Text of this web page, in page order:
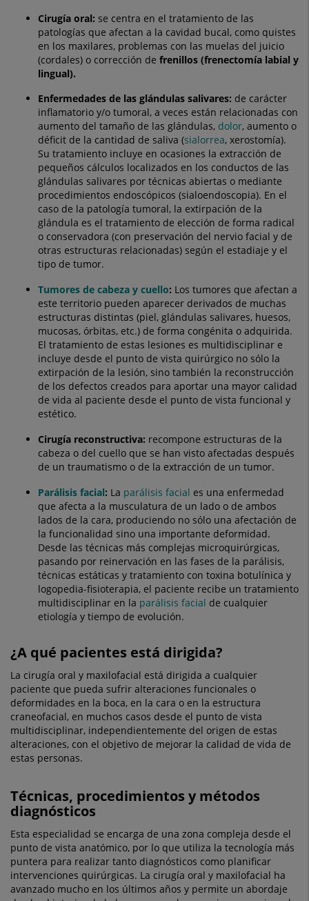
Cirugía oral: se centra en el tratamiento de las
patologías que afectan a la cavidad bucal, como quistes
en los maxilares, problemas con las muelas del juicio
(cordales) o corrección de frenillos (frenectomía labial y
lingual).
Enfermedades de las glándulas salivares: de carácter
inflamatorio y/o tumoral, a veces están relacionadas con
aumento del tamaño de las glándulas, dolor, aumento o
déficit de la cantidad de saliva (sialorrea, xerostomía).
Su tratamiento incluye en ocasiones la extracción de
pequeños cálculos localizados en los conductos de las
glándulas salivares por técnicas abiertas o mediante
procedimientos endoscópicos (sialoendoscopia). En el
caso de la patología tumoral, la extirpación de la
glándula es el tratamiento de elección de forma radical
o conservadora (con preservación del nervio facial y de
otras estructuras relacionadas) según el estadiaje y el
tipo de tumor.
Tumores de cabeza y cuello: Los tumores que afectan a
este territorio pueden aparecer derivados de muchas
estructuras distintas (piel, glándulas salivares, huesos,
mucosas, órbitas, etc.) de forma congénita o adquirida.
El tratamiento de estas lesiones es multidisciplinar e
incluye desde el punto de vista quirúrgico no sólo la
extirpación de la lesión, sino también la reconstrucción
de los defectos creados para aportar una mayor calidad
de vida al paciente desde el punto de vista funcional y
estético.
Cirugía reconstructiva: recompone estructuras de la
cabeza o del cuello que se han visto afectadas después
de un traumatismo o de la extracción de un tumor.
Parálisis facial: La parálisis facial es una enfermedad
que afecta a la musculatura de un lado o de ambos
lados de la cara, produciendo no sólo una afectación de
la funcionalidad sino una importante deformidad.
Desde las técnicas más complejas microquirúrgicas,
pasando por reinervación en las fases de la parálisis,
técnicas estáticas y tratamiento con toxina botulínica y
logopedia-fisioterapia, el paciente recibe un tratamiento
multidisciplinar en la parálisis facial de cualquier
etiología y tiempo de evolución.
¿A qué pacientes está dirigida?
La cirugía oral y maxilofacial está dirigida a cualquier
paciente que pueda sufrir alteraciones funcionales o
deformidades en la boca, en la cara o en la estructura
craneofacial, en muchos casos desde el punto de vista
multidisciplinar, independientemente del origen de estas
alteraciones, con el objetivo de mejorar la calidad de vida de
estas personas.
Técnicas, procedimientos y métodos
diagnósticos
Esta especialidad se encarga de una zona compleja desde el
punto de vista anatómico, por lo que utiliza la tecnología más
puntera para realizar tanto diagnósticos como planificar
intervenciones quirúrgicas. La cirugía oral y maxilofacial ha
avanzado mucho en los últimos años y permite un abordaje